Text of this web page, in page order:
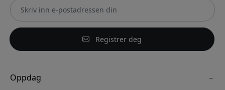
Registrer deg
Oppdag